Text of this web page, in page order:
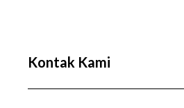
Kontak Kami